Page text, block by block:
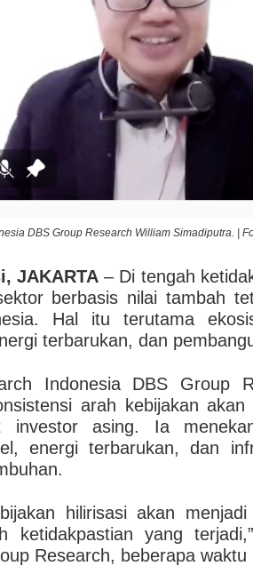
DBS Group Research William Simadiputra. |
JAKARTA – Di tengah
berbasis nilai tambah
Hal itu terutama
terbarukan, dan
Indonesia DBS Group
arah kebijakan
investor asing. Ia
energi terbarukan, dan
hilirisasi akan
ketidakpastian yang
Research, beberapa waktu